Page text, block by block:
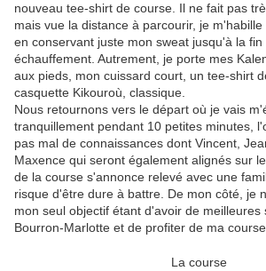
nouveau tee-shirt de course. Il ne fait pas
mais vue la distance à parcourir, je m'habille
en conservant juste mon sweat jusqu'à la fin
échauffement. Autrement, je porte mes
aux pieds, mon cuissard court, un tee-shirt
casquette Kikouroù, classique.
Nous retournons vers le départ où je vais
tranquillement pendant 10 petites minutes,
pas mal de connaissances dont Vincent,
Maxence qui seront également alignés sur
de la course s'annonce relevé avec une
risque d'être dure à battre. De mon côté, je
mon seul objectif étant d'avoir de meilleures
Bourron-Marlotte et de profiter de ma course.
La course